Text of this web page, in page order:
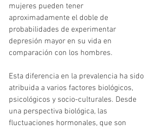
mujeres pueden tener
aproximadamente el doble de
probabilidades de experimentar
depresión mayor en su vida en
comparación con los hombres.
Esta diferencia en la prevalencia ha sido
atribuida a varios factores biológicos,
psicológicos y socio-culturales. Desde
una perspectiva biológica, las
fluctuaciones hormonales, que son